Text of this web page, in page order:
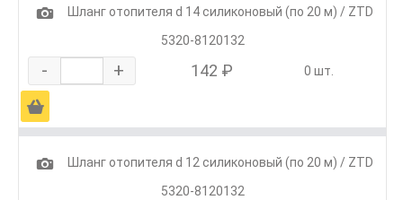
1
Шланг отопителя d 14 силиконовый (по 20 м) / ZTD
5320-8120132
- + 142 ₽ 0 шт.
Ä
1
Шланг отопителя d 12 силиконовый (по 20 м) / ZTD
5320-8120132